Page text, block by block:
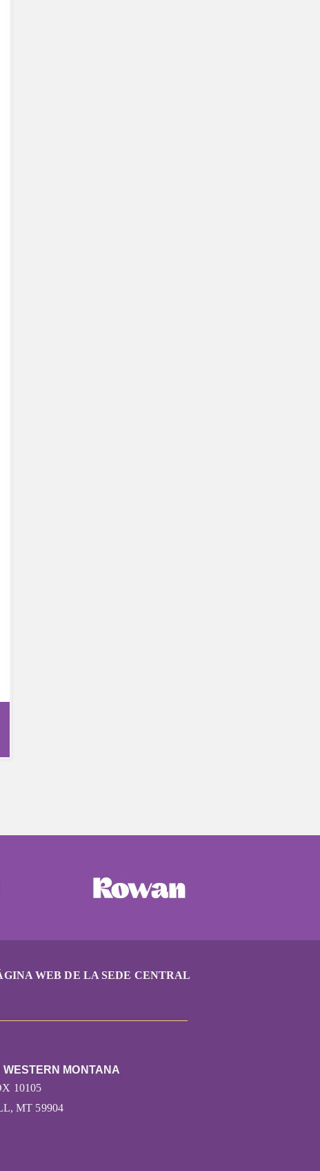
WEB DE LA SEDE CENTRAL
MONTANA
10105
MT 59904